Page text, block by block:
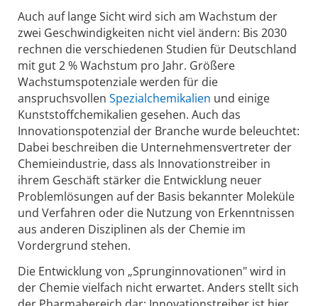
Auch auf lange Sicht wird sich am Wachstum der
zwei Geschwindigkeiten nicht viel ändern: Bis 2030
rechnen die verschiedenen Studien für Deutschland
mit gut 2 % Wachstum pro Jahr. Größere
Wachstumspotenziale werden für die
anspruchsvollen Spezialchemikalien und einige
Kunststoffchemikalien gesehen. Auch das
Innovationspotenzial der Branche wurde beleuchtet:
Dabei beschreiben die Unternehmensvertreter der
Chemieindustrie, dass als Innovationstreiber in
ihrem Geschäft stärker die Entwicklung neuer
Problemlösungen auf der Basis bekannter Moleküle
und Verfahren oder die Nutzung von Erkenntnissen
aus anderen Disziplinen als der Chemie im
Vordergrund stehen.
Die Entwicklung von „Sprunginnovationen" wird in
der Chemie vielfach nicht erwartet. Anders stellt sich